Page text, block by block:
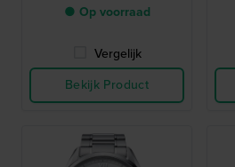
● Op voorraad
Vergelijk
Bekijk Product